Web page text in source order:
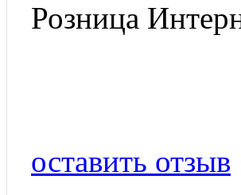
Розница
оставить отзыв